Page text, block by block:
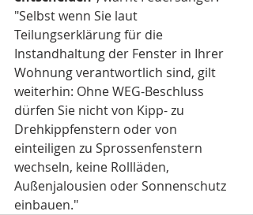
"Selbst wenn Sie laut
Teilungserklärung für die
Instandhaltung der Fenster in Ihrer
Wohnung verantwortlich sind, gilt
weiterhin: Ohne WEG-Beschluss
dürfen Sie nicht von Kipp- zu
Drehkippfenstern oder von
einteiligen zu Sprossenfenstern
wechseln, keine Rollläden,
Außenjalousien oder Sonnenschutz
einbauen."